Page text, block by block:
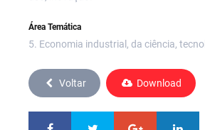
Área Temática
5. Economia industrial, da ciência,
Voltar Download